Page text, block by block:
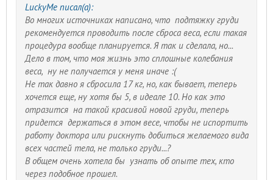
LuckyMe писал(а):
Во многих источниках написано, что подтяжку груди
рекомендуется проводить после сброса веса, если такая
процедура вообще планируется. Я так и сделала, но...
Дело в том, что моя жизнь это сплошные колебания
веса, ну не получается у меня иначе :(
Не так давно я сбросила 17 кг, но, как бывает, теперь
хочется еще, ну хотя бы 5, в идеале 10. Но как это
отразится на такой красивой новой груди, теперь
придется держаться в этом весе, чтобы не испортить
работу доктора или рискнуть добиться желаемого вида
всех частей тела, не только груди...?
В общем очень хотела бы узнать об опыте тех, кто
через подобное прошел.